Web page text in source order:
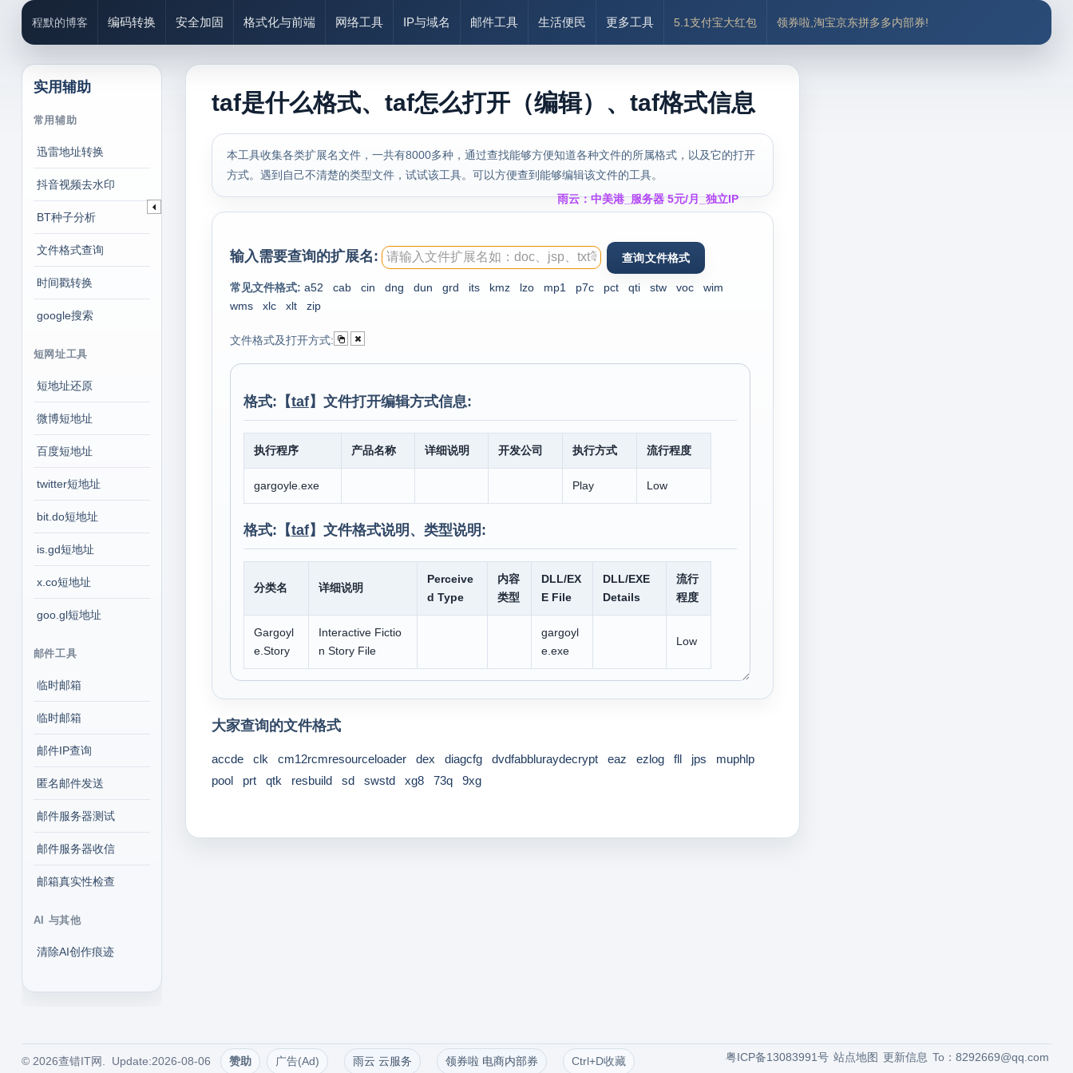
程默的博客 编码转换 安全加固 格式化与前端 网络工具 IP与域名 邮件工具 生活便民 更多工具 5.1支付宝大红包 领券啦,淘宝京东拼多多内部券!
实用辅助
常用辅助
迅雷地址转换
抖音视频去水印
BT种子分析
文件格式查询
时间戳转换
google搜索
短网址工具
短地址还原
微博短地址
百度短地址
twitter短地址
bit.do短地址
is.gd短地址
x.co短地址
goo.gl短地址
邮件工具
临时邮箱
临时邮箱
邮件IP查询
匿名邮件发送
邮件服务器测试
邮件服务器收信
邮箱真实性检查
AI 与其他
清除AI创作痕迹
taf是什么格式、taf怎么打开（编辑）、taf格式信息
本工具收集各类扩展名文件，一共有8000多种，通过查找能够方便知道各种文件的所属格式，以及它的打开
方式。遇到自己不清楚的类型文件，试试该工具。可以方便查到能够编辑该文件的工具。
雨云：中美港_服务器 5元/月_独立IP
输入需要查询的扩展名:
常见文件格式: a52 cab cin dng dun grd its kmz lzo mp1 p7c pct qti stw voc
wim
wms
xlc xlt zip
文件格式及打开方式:
格式:【taf】文件打开编辑方式信息:
执行程序 产品名称 详细说明 开发公司 执行方式 流行程度
gargoyle.exe Play Low
格式:【taf】文件格式说明、类型说明:
分类名 详细说明
Perceive
d Type
内容
类型
DLL/EX
E File
DLL/EXE
Details
流行
程度
Gargoyl
e.Story
Interactive Fictio
n Story File
gargoyl
e.exe
Low
大家查询的文件格式
accde clk cm12rcmresourceloader dex diagcfg dvdfabbluraydecrypt eaz ezlog fll jps
muphlp
pool
prt qtk resbuild sd swstd xg8 73q 9xg
© 2026查错IT网. Update:2026-08-06 赞助 广告(Ad) 雨云 云服务 领券啦 电商内部券 Ctrl+D收藏 To：8292669@qq.com
更新信息
站点地图
粤ICP备13083991号